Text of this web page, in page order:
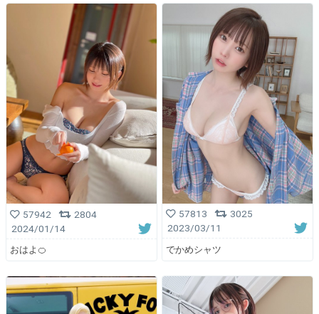
57942
2804
2024/01/14
おはよ🍊
57813
3025
2023/03/11
でかめシャツ